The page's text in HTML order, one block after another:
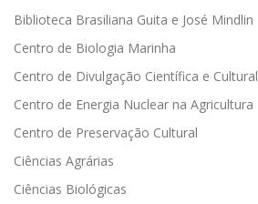
Biblioteca Brasiliana Guita e José Mindlin
Centro de Biologia Marinha
Centro de Divulgação Científica e Cultural
Centro de Energia Nuclear na Agricultura
Centro de Preservação Cultural
Ciências Agrárias
Ciências Biológicas